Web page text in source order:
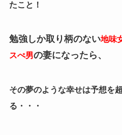
たこと！
勉強しか取り柄のない地味
スぺ男の妻になったら、
その夢のような幸せは予想を
る・・・